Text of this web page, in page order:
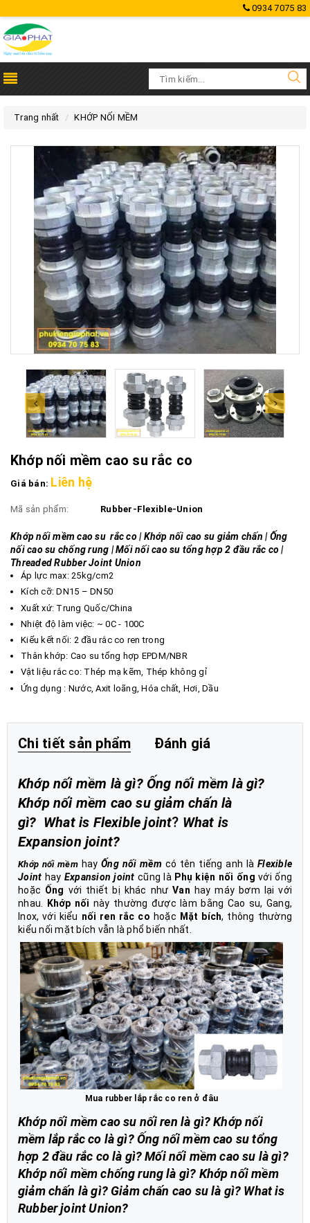
0934 7075 83
Trang nhất KHỚP NỐI MỀM
Khớp nối mềm cao su rắc co
Giá bán: Liên hệ
Mã sản phẩm: Rubber-Flexible-Union
Khớp nối mềm cao su rắc co | Khớp nối cao su giảm chấn | Ống
nối cao su chống rung | Mối nối cao su tổng hợp 2 đầu rắc co |
Threaded Rubber Joint Union
Áp lực max: 25kg/cm2
Kích cỡ: DN15 – DN50
Xuất xứ: Trung Quốc/China
Nhiệt độ làm việc: ~ 0C - 100C
Kiểu kết nối: 2 đầu rắc co ren trong
Thân khớp: Cao su tổng hợp EPDM/NBR
Vật liệu rắc co: Thép mạ kẽm, Thép không gỉ
Ứng dụng : Nước, Axit loãng, Hóa chất, Hơi, Dầu
Chi tiết sản phẩm Đánh giá
Khớp nối mềm là gì? Ống nối mềm là gì?
Khớp nối mềm cao su giảm chấn là
gì? What is Flexible joint? What is
Expansion joint?
Khớp nối mềm hayỐng nối mềm có tên tiếng anh làFlexible
Joint hay Expansion joint cũng là Phụ kiện nối ống với ống
hoặc Ống với thiết bị khác nhưVan hay máy bơm lại với
nhau. Khớp nối này thường được làm bằng Cao su, Gang,
Inox, với kiểu nối ren rắc co hoặc Mặt bích, thông thường
kiểu nối mặt bích vẫn là phổ biến nhất.
Mua rubber lắp rắc co ren ở đâu
Khớp nối mềm cao su nối ren là gì? Khớp nối
mềm lắp rắc co là gì? Ống nối mềm cao su tổng
hợp 2 đầu rắc co là gì? Mối nối mềm cao su là gì?
Khớp nối mềm chống rung là gì? Khớp nối mềm
giảm chấn là gì? Giảm chấn cao su là gì? What is
Rubber joint Union?